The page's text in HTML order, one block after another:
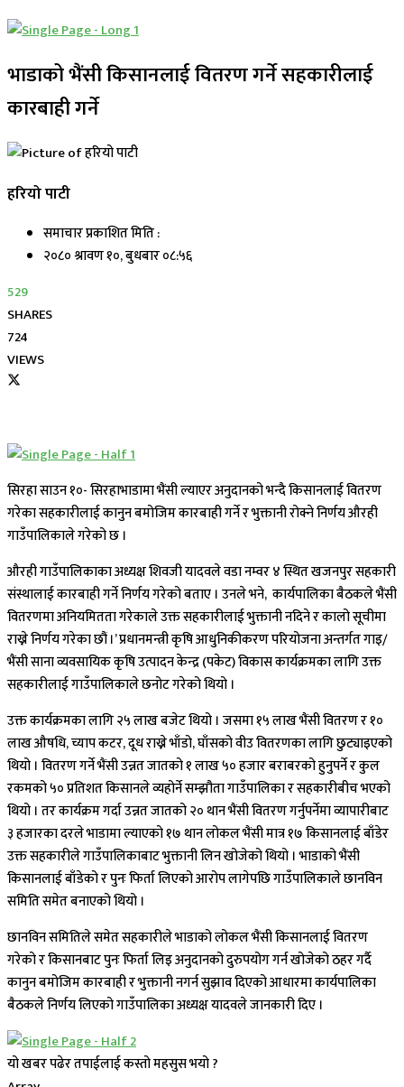
भाडाको भैंसी किसानलाई वितरण गर्ने सहकारीलाई
कारबाही गर्ने
हरियो पाटी
समाचार प्रकाशित मिति :
२०८० श्रावण १०, बुधबार ०८:५६
529
SHARES
724
VIEWS
सिरहा साउन १०- सिरहाभाडामा भैंसी ल्याएर अनुदानको भन्दै किसानलाई वितरण
गरेका सहकारीलाई कानुन बमोजिम कारबाही गर्ने र भुक्तानी रोक्ने निर्णय औरही
गाउँपालिकाले गरेको छ ।
औरही गाउँपालिकाका अध्यक्ष शिवजी यादवले वडा नम्वर ४ स्थित खजनपुर सहकारी
संस्थालाई कारबाही गर्ने निर्णय गरेको बताए । उनले भने, कार्यपालिका बैठकले भैंसी
वितरणमा अनियमितता गरेकाले उक्त सहकारीलाई भुक्तानी नदिने र कालो सूचीमा
राख्ने निर्णय गरेका छौं ।’ प्रधानमन्त्री कृषि आधुनिकीकरण परियोजना अन्तर्गत गाइ/
भैंसी साना व्यवसायिक कृषि उत्पादन केन्द्र (पकेट) विकास कार्यक्रमका लागि उक्त
सहकारीलाई गाउँपालिकाले छनोट गरेको थियो ।
उक्त कार्यक्रमका लागि २५ लाख बजेट थियो । जसमा १५ लाख भैंसी वितरण र १०
लाख औषधि, च्याप कटर, दूध राख्ने भाँडो, घाँसको वीउ वितरणका लागि छुट्याइएको
थियो । वितरण गर्ने भैंसी उन्नत जातको १ लाख ५० हजार बराबरको हुनुपर्ने र कुल
रकमको ५० प्रतिशत किसानले व्यहोर्ने सम्झौता गाउँपालिका र सहकारीबीच भएको
थियो । तर कार्यक्रम गर्दा उन्नत जातको २० थान भैंसी वितरण गर्नुपर्नेमा व्यापारीबाट
३ हजारका दरले भाडामा ल्याएको १७ थान लोकल भैंसी मात्र १७ किसानलाई बाँडेर
उक्त सहकारीले गाउँपालिकाबाट भुक्तानी लिन खोजेको थियो । भाडाको भैंसी
किसानलाई बाँडेको र पुनः फिर्ता लिएको आरोप लागेपछि गाउँपालिकाले छानविन
समिति समेत बनाएको थियो ।
छानविन समितिले समेत सहकारीले भाडाको लोकल भैंसी किसानलाई वितरण
गरेको र किसानबाट पुनः फिर्ता लिइ अनुदानको दुरुपयोग गर्न खोजेको ठहर गर्दै
कानुन बमोजिम कारबाही र भुक्तानी नगर्न सुझाव दिएको आधारमा कार्यपालिका
बैठकले निर्णय लिएको गाउँपालिका अध्यक्ष यादवले जानकारी दिए ।
यो खबर पढेर तपाईलाई कस्तो महसुस भयो ?